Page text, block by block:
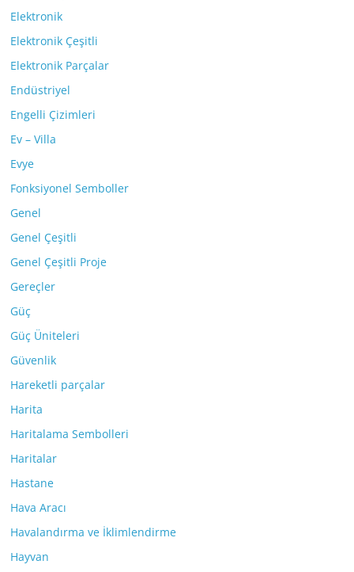
Elektronik
Elektronik Çeşitli
Elektronik Parçalar
Endüstriyel
Engelli Çizimleri
Ev – Villa
Evye
Fonksiyonel Semboller
Genel
Genel Çeşitli
Genel Çeşitli Proje
Gereçler
Güç
Güç Üniteleri
Güvenlik
Hareketli parçalar
Harita
Haritalama Sembolleri
Haritalar
Hastane
Hava Aracı
Havalandırma ve İklimlendirme
Hayvan